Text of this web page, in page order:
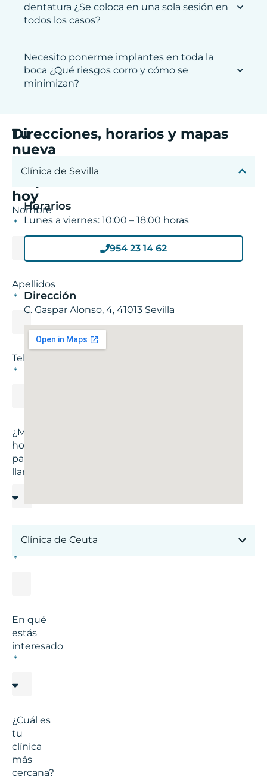
dentatura ¿Se coloca en una sola sesión en
todos los casos?
Necesito ponerme implantes en toda la
boca ¿Qué riesgos corro y cómo se
minimizan?
Tu
nueva
sonrisa
empieza
hoy
Nombre
Apellidos
Teléfono
¿Mejor
hora
para
llamar?
electrónico
En qué
estás
interesado
¿Cuál es
tu
clínica
más
cercana?
Direcciones, horarios y mapas
Clínica de Sevilla
Horarios
Lunes a viernes: 10:00 – 18:00 horas
954 23 14 62
Dirección
C. Gaspar Alonso, 4, 41013 Sevilla
Clínica de Ceuta